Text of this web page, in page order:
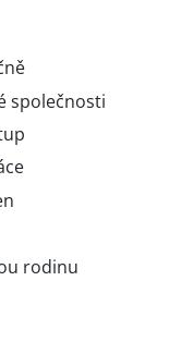
společnosti
rodinu